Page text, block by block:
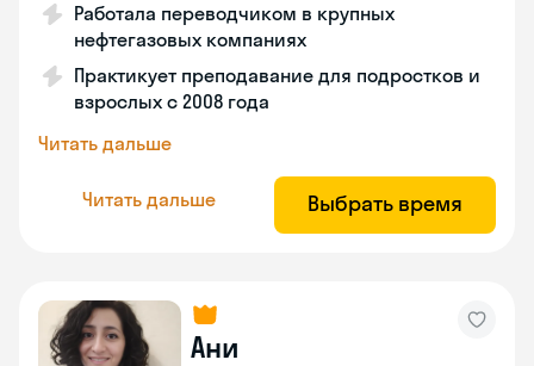
Работала переводчиком в крупных
нефтегазовых компаниях
Практикует преподавание для подростков и
взрослых с 2008 года
Читать дальше
Читать дальше Выбрать время
Ани